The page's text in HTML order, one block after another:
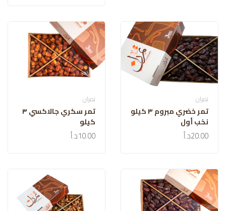
تمران
تمر خضري مبروم ٣ كيلو
نخب أول
20.00د.أ
تمران
تمر سكري جالاكسي ٣
كيلو
10.00د.أ